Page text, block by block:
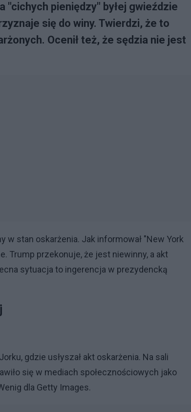
"cichych pieniędzy" byłej gwieździe
się do winy. Twierdzi, że to
Ocenił też, że sędzia nie jest
w stan oskarżenia. Jak informował "New York
Trump przekonuje, że jest niewinny, a akt
sytuacja to ingerencja w prezydencką
gdzie usłyszał akt oskarżenia. Na sali
się w mediach społecznościowych jako
dla Getty Images.